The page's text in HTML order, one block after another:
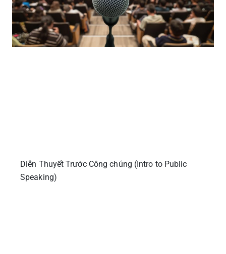
Diễn Thuyết Trước Công chúng (Intro to Public
Speaking)